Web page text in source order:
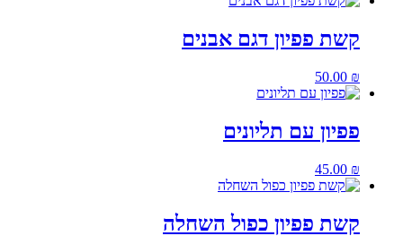
קשת פפיון דגם אבנים
50.00 ₪
פפיון עם תליונים
45.00 ₪
קשת פפיון כפול השחלה